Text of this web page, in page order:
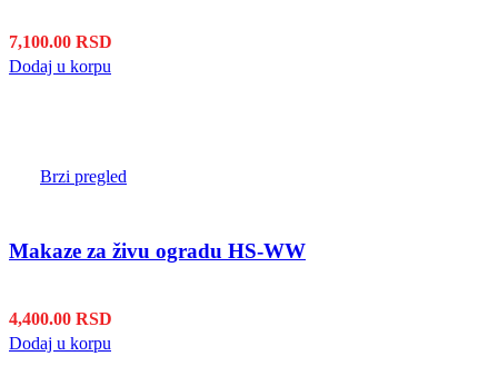
7,100.00 RSD
Dodaj u korpu
Brzi pregled
Makaze za živu ogradu HS-WW
4,400.00 RSD
Dodaj u korpu